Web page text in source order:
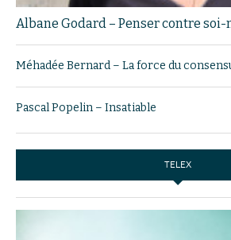
Albane Godard – Penser contre soi-
Méhadée Bernard – La force du
Pascal Popelin – Insatiable
TELEX